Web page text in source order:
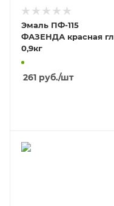
Эмаль ПФ-115
ФАЗЕНДА красная гл
0,9кг
261 руб./шт